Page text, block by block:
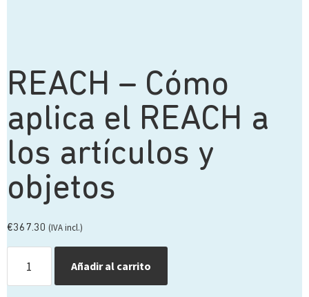
REACH – Cómo
aplica el REACH a
los artículos y
objetos
€367.30 (IVA incl.)
Añadir al carrito